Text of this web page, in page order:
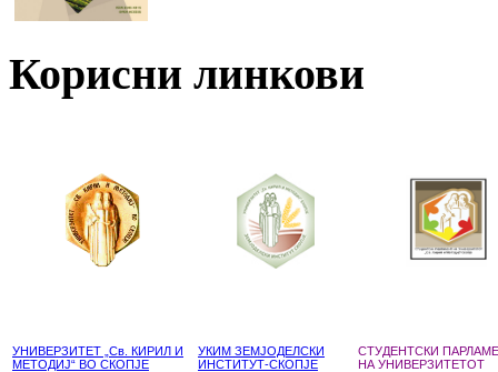
Корисни линкови
УНИВЕРЗИТЕТ „Св. КИРИЛ И
МЕТОДИЈ“ ВО СКОПЈЕ
УКИМ ЗЕМЈОДЕЛСКИ
ИНСТИТУТ-СКОПЈЕ
СТУДЕНТСКИ
НА УНИВЕРЗИТЕТОТ